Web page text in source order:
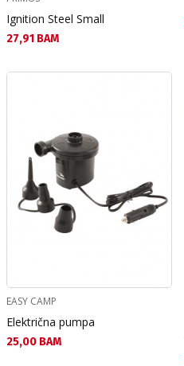
Ignition Steel Small
Текуща цена:
27,91 BAM
EASY CAMP
Električna pumpa
Текуща цена:
25,00 BAM